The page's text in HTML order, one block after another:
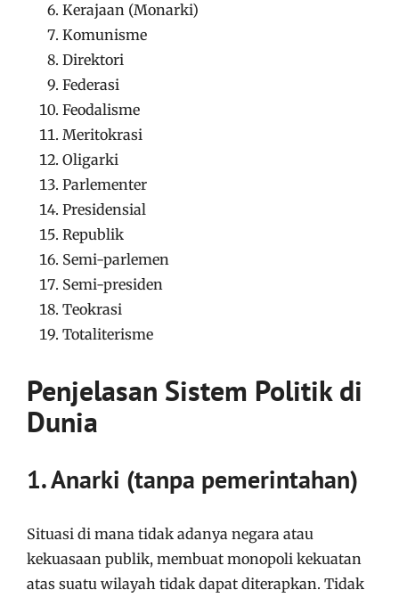
Kerajaan (Monarki)
Komunisme
Direktori
Federasi
Feodalisme
Meritokrasi
Oligarki
Parlementer
Presidensial
Republik
Semi-parlemen
Semi-presiden
Teokrasi
Totaliterisme
Penjelasan Sistem Politik di
Dunia
1. Anarki (tanpa pemerintahan)
Situasi di mana tidak adanya negara atau
kekuasaan publik, membuat monopoli kekuatan
atas suatu wilayah tidak dapat diterapkan. Tidak